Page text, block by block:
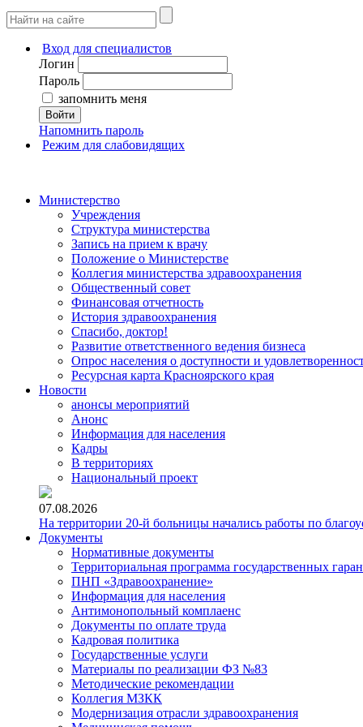
Вход для специалистов
Логин
Пароль
запомнить меня
Войти
Напомнить пароль
Режим для слабовидящих
Министерство
Учреждения
Структура министерства
Запись на прием к врачу
Положение о Министерстве
Коллегия министерства здравоохранения
Общественный совет
Финансовая отчетность
История здравоохранения
Спасибо, доктор!
Развитие ответственного ведения бизнеса
Опрос населения о доступности и
Ресурсная карта Красноярского края
Новости
анонсы мероприятий
Анонс
Информация для населения
Кадры
В территориях
Национальный проект
07.08.2026
На территории 20-й больницы начались работы по
Документы
Нормативные документы
Территориальная программа государственных
ПНП «Здравоохранение»
Информация для населения
Антимонопольный комплаенс
Документы по оплате труда
Кадровая политика
Государственные услуги
Материалы по реализации ФЗ №83
Методические рекомендации
Коллегия МЗКК
Модернизация отрасли здравоохранения